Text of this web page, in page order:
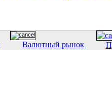
Валютный рынок